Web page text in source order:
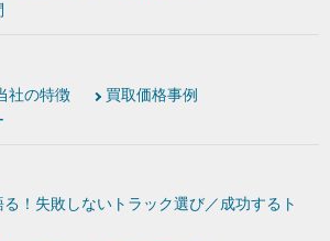
社の特徴
買取価格事例
！失敗しないトラック選び／成功するト